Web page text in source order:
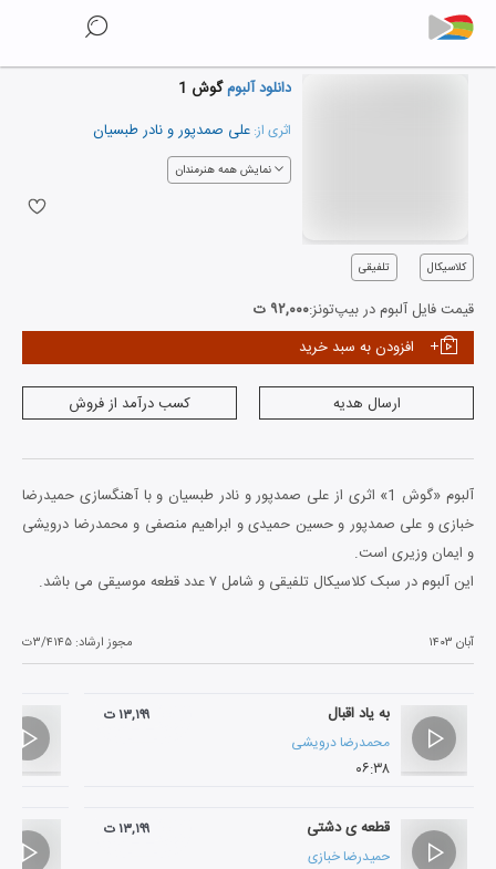
دانلود آلبومگوش 1
اثری از: علی صمدپورونادر طبسیان
نمایش همه هنرمندان
کلاسیکال تلفیقی
قیمت فایل آلبوم در بیپ‌تونز:۹۲,۰۰۰ ت
افزودن به سبد خرید
ارسال هدیه کسب درآمد از فروش
آلبوم «گوش 1» اثری از علی صمدپور و نادر طبسیان و با آهنگسازی حمیدرضا
خبازی و علی صمدپور و حسین حمیدی و ابراهیم منصفی و محمدرضا درویشی
و ایمان وزیری است.
این آلبوم در سبک کلاسیکال تلفیقی و شامل ۷ عدد قطعه موسیقی می باشد.
آبان ۱۴۰۳ مجوز ارشاد: ۳/۴۱۴۵ت
به یاد اقبال
محمدرضا درویشی
۰۶:۳۸
۱۳,۱۹۹ ت
قطعه ی دشتی
حمیدرضا خبازی
۱۳,۱۹۹ ت